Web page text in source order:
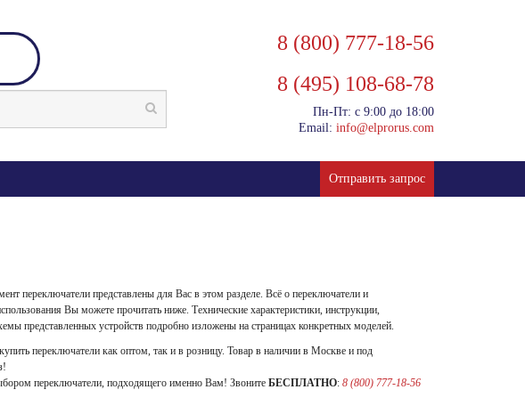
8 (800) 777-18-56
8 (495) 108-68-78
Пн-Пт: с 9:00 до 18:00
Email: info@elprorus.com
Отправить запрос
переключатели представлены для Вас в этом разделе. Всё о переключатели и
Вы можете прочитать ниже. Технические характеристики, инструкции,
представленных устройств подробно изложены на страницах конкретных моделей.
переключатели как оптом, так и в розницу. Товар в наличии в Москве и под
переключатели, подходящего именно Вам! Звоните БЕСПЛАТНО: 8 (800) 777-18-56